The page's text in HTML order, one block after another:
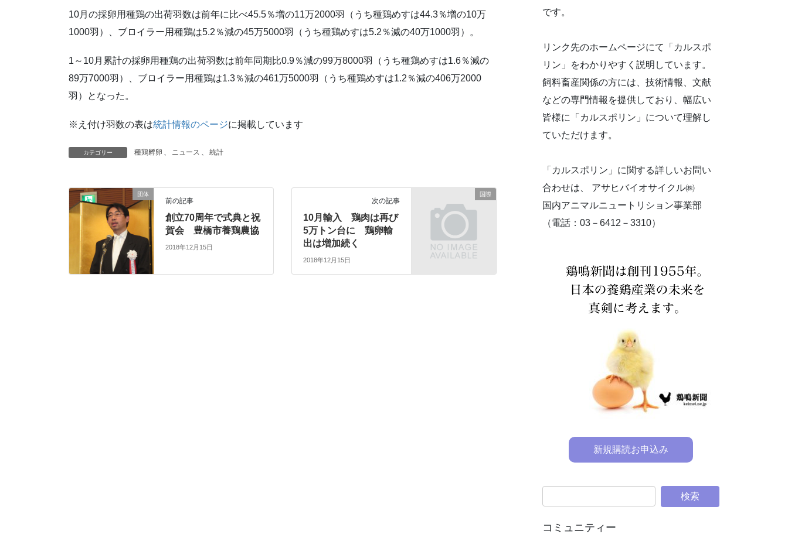
10月の採卵用種鶏の出荷羽数は前年に比べ45.5％増の11万2000羽（うち種鶏めすは44.3％増の10万
1000羽）、ブロイラー用種鶏は5.2％減の45万5000羽（うち種鶏めすは5.2％減の40万1000羽）。
1～10月累計の採卵用種鶏の出荷羽数は前年同期比0.9％減の99万8000羽（うち種鶏めすは1.6％減の
89万7000羽）、ブロイラー用種鶏は1.3％減の461万5000羽（うち種鶏めすは1.2％減の406万2000
羽）となった。
※え付け羽数の表は統計情報のページに掲載しています
カテゴリー 種鶏孵卵 ニュース 統計
団体
前の記事
創立70周年で式典と祝
賀会 豊橋市養鶏農協
2018年12月15日
国際
次の記事
10月輸入 鶏肉は再び
5万トン台に 鶏卵輸
出は増加続く
2018年12月15日
です。
リンク先のホームページにて「カルスポ
リン」をわかりやすく説明しています。
飼料畜産関係の方には、技術情報、文献
などの専門情報を提供しており、幅広い
皆様に「カルスポリン」について理解し
ていただけます。
「カルスポリン」に関する詳しいお問い
合わせは、 アサヒバイオサイクル㈱
国内アニマルニュートリション事業部
（電話：03－6412－3310）
新規購読お申込み
コミュニティー